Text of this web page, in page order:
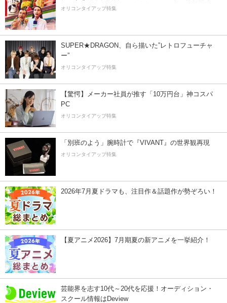
オリコンタイアップ特集
SUPER★DRAGON、自ら描いた”レトロフューチャ
ー”
オリコンタイアップ特集
【驚愕】メーカー社員が推す「10万円台」神コスパ
PC
オリコンタイアップ特集
「別班のよう」腕時計で『VIVANT』の世界観再現
オリコンタイアップ特集
2026年7月夏ドラマも、注目作＆話題作が勢ぞろい！
【夏アニメ2026】7月期夏の新アニメを一挙紹介！
芸能界を志す10代～20代を応援！オーディション・
スクール情報はDeview